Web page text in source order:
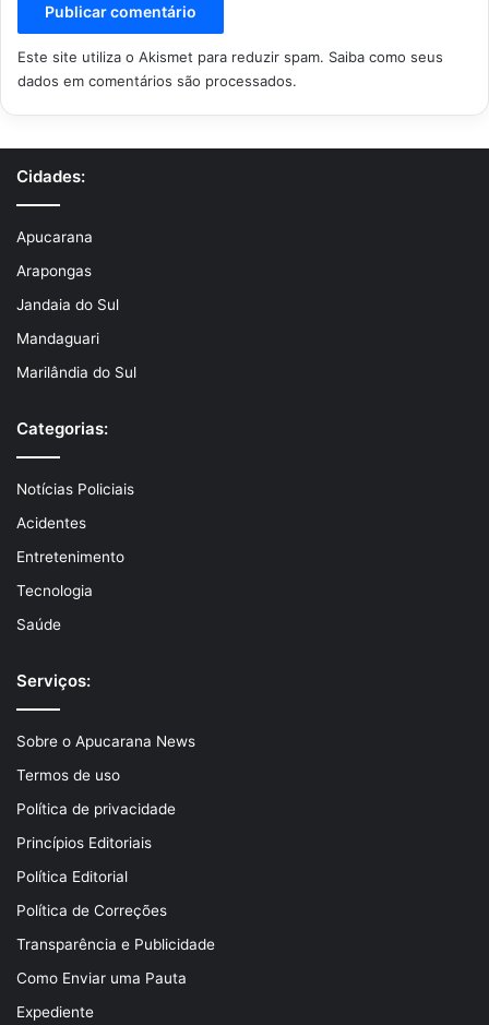
Este site utiliza o Akismet para reduzir spam. Saiba como seus
dados em comentários são processados.
Cidades:
Apucarana
Arapongas
Jandaia do Sul
Mandaguari
Marilândia do Sul
Categorias:
Notícias Policiais
Acidentes
Entretenimento
Tecnologia
Saúde
Serviços:
Sobre o Apucarana News
Termos de uso
Política de privacidade
Princípios Editoriais
Política Editorial
Política de Correções
Transparência e Publicidade
Como Enviar uma Pauta
Expediente